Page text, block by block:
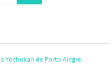
Yoshukan de Porto Alegre.